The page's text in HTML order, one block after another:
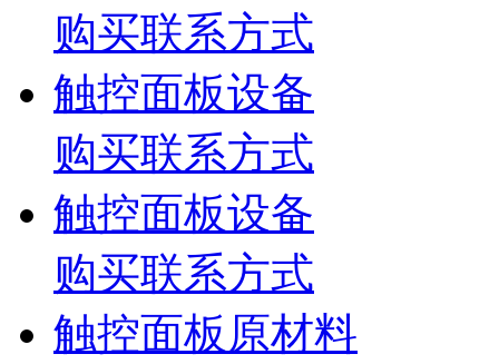
购买联系方式
触控面板设备
购买联系方式
触控面板设备
购买联系方式
触控面板原材料